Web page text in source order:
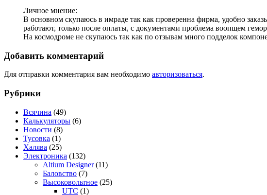
Личное мнение:
В основном скупаюсь в имраде так как проверенна фирма, удобно
работают, только после оплаты, с документами проблема воопщем
На космодроме не скупаюсь так как по отзывам много подделок
Добавить комментарий
Для отправки комментария вам необходимо авторизоваться.
Рубрики
Всячина (49)
Калькуляторы (6)
Новости (8)
Тусовка (1)
Халява (25)
Электроника (132)
Altium Designer(11)
Баловство (7)
Высоковольтное (25)
UTC (1)